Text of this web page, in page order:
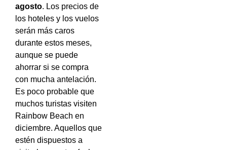
agosto. Los precios de
los hoteles y los vuelos
serán más caros
durante estos meses,
aunque se puede
ahorrar si se compra
con mucha antelación.
Es poco probable que
muchos turistas visiten
Rainbow Beach en
diciembre. Aquellos que
estén dispuestos a